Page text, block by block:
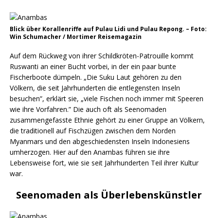
Blick über Korallenriffe auf Pulau Lidi und Pulau Repong. – Foto:
Win Schumacher / Mortimer Reisemagazin
Auf dem Rückweg von ihrer Schildkröten-Patrouille kommt
Ruswanti an einer Bucht vorbei, in der ein paar bunte
Fischerboote dümpeln. „Die Suku Laut gehören zu den
Völkern, die seit Jahrhunderten die entlegensten Inseln
besuchen”, erklärt sie, „viele Fischen noch immer mit Speeren
wie ihre Vorfahren.” Die auch oft als Seenomaden
zusammengefasste Ethnie gehört zu einer Gruppe an Völkern,
die traditionell auf Fischzügen zwischen dem Norden
Myanmars und den abgeschiedensten Inseln Indonesiens
umherzogen. Hier auf den Anambas führen sie ihre
Lebensweise fort, wie sie seit Jahrhunderten Teil ihrer Kultur
war.
Seenomaden als Überlebenskünstler